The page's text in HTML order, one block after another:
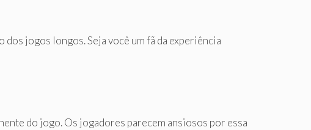
jogos longos. Seja você um fã da experiência
do jogo. Os jogadores parecem ansiosos por essa